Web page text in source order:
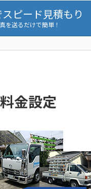
ピード見積もり
を送るだけで簡単！
金設定